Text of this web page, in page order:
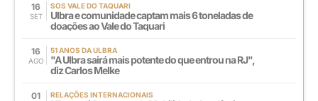
16
SET
SOS VALE DO TAQUARI
Ulbra e comunidade captam mais 6 toneladas de
doações ao Vale do Taquari
16
AGO
51 ANOS DA ULBRA
"A Ulbra sairá mais potente do que entrou na RJ",
diz Carlos Melke
01 RELAÇÕES INTERNACIONAIS